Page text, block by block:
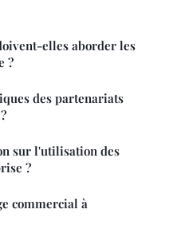
elles aborder les
?
des partenariats
sur l'utilisation des
?
commercial à